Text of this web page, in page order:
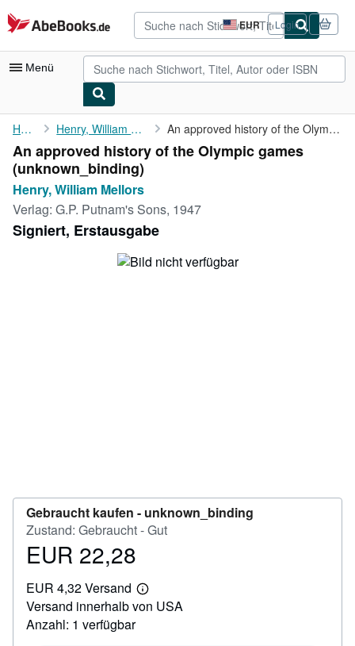
Zum Hauptinhalt
AbeBooks.de EUR
Seite
der
Einkaufseinstellungen.
Login
Menü
Nutzerkonto
Meine Bestellungen
Detailsuche
Sammlungen
Antiquarische Bücher
Kunst & Sammlerstücke
Home Henry, William Mellors An approved history of the Olympic games
An approved history of the Olympic games
(unknown_binding)
Henry, William Mellors
Verlag: G.P. Putnam's Sons, 1947
Signiert, Erstausgabe
Gebraucht kaufen - unknown_binding
Zustand: Gebraucht - Gut
Preis
22,28
EUR 22,28
EUR 4,32 Versand
Weitere
Informationen
Versand innerhalb von USA
Anzahl: 1 verfügbar